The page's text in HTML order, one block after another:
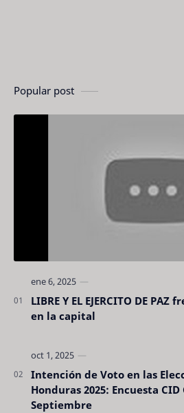
Popular post
LIBRE Y EL EJERCITO DE
en la capital
Intención de Voto en las
Honduras 2025: Encuesta
Septiembre